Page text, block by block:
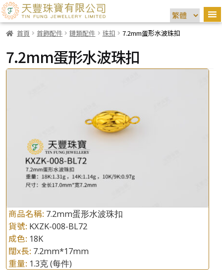
首頁 首飾配件 鏈類配件 珠扣 7.2mm蛋形水波珠扣
7.2mm蛋形水波珠扣
商品名稱: 7.2mm蛋形水波珠扣
貨號: KXZK-008-BL72
成色: 18K
闊x長: 7.2mm*17mm
重量: 1.3克(每件)